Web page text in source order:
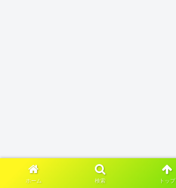
ホーム 検索 トップ